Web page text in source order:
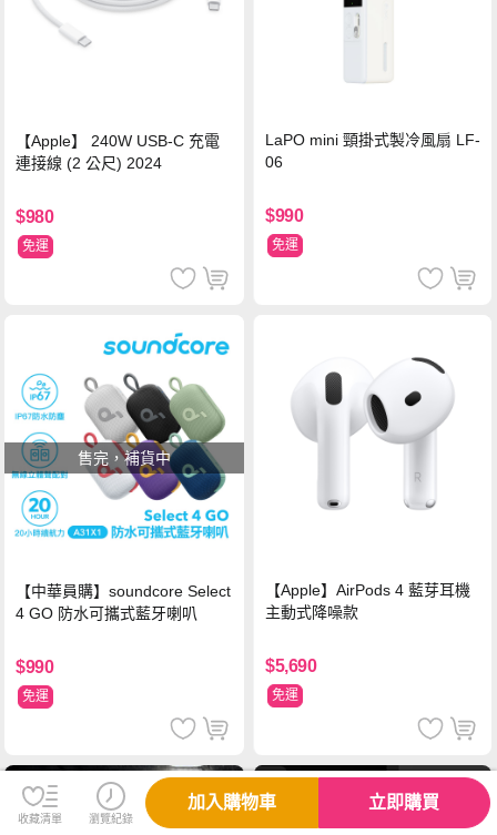
【Apple】 240W USB-C 充電
連接線 (2 公尺) 2024
$980
免運
LaPO mini 頸掛式製冷風扇 LF-
06
$990
免運
售完，補貨中
【中華員購】soundcore Select
4 GO 防水可攜式藍牙喇叭
$990
免運
【Apple】AirPods 4 藍芽耳機
主動式降噪款
$5,690
免運
收藏清單 瀏覽紀錄
加入購物車 立即購買